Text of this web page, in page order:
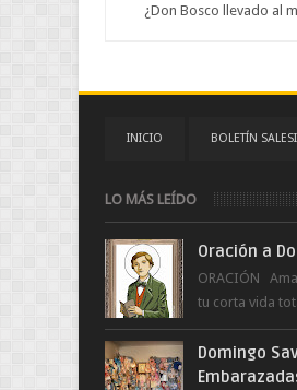
¿Don Bosco llevado al
INICIO BOLETÍN
LO MÁS LEÍDO
Oración a
ORACIÓN
tu corta vida
Madre. Ayuda
Domingo